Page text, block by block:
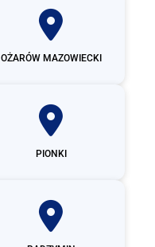
OŻARÓW MAZOWIECKI
PIONKI